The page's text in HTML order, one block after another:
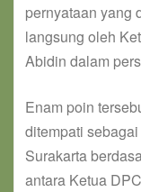
pernyataan yang
langsung oleh
Abidin dalam
Enam poin
ditempati
Surakarta
antara Ketua